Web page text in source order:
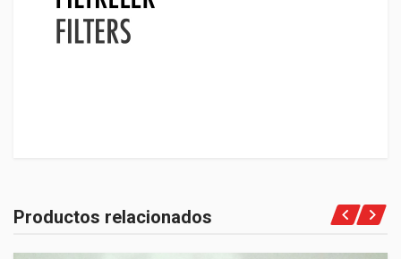
Productos relacionados